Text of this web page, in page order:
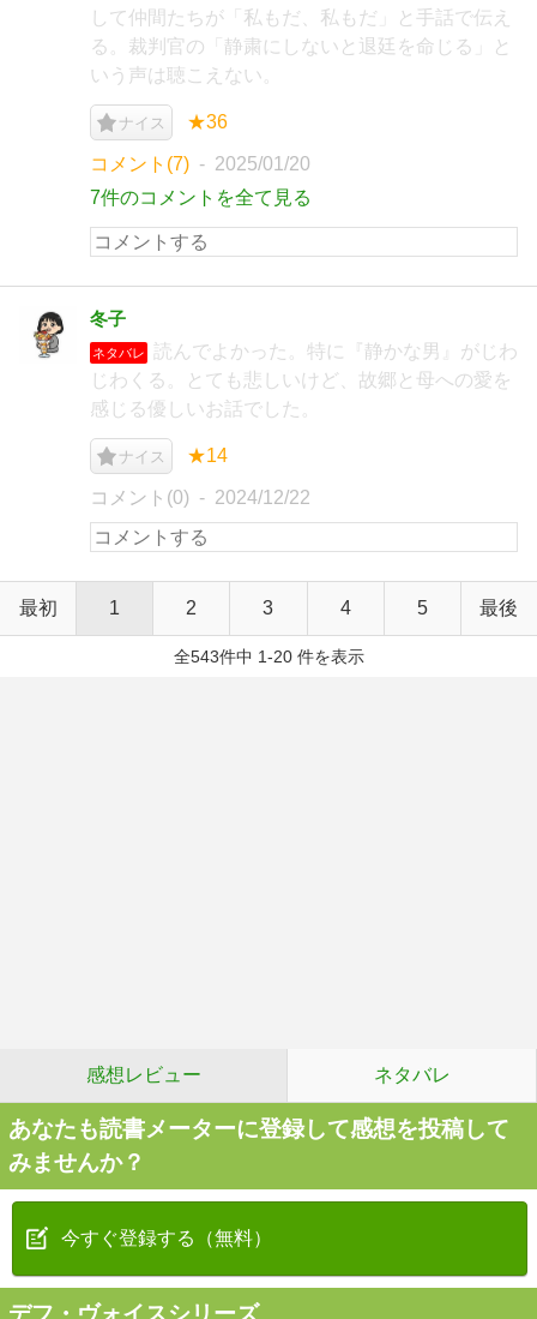
して仲間たちが「私もだ、私もだ」と手話で伝え
る。裁判官の「静粛にしないと退廷を命じる」と
いう声は聴こえない。
ナイス ★36
コメント(7)
2025/01/20
7件のコメントを全て見る
冬子
ネタバレ
読んでよかった。特に『静かな男』がじわ
じわくる。とても悲しいけど、故郷と母への愛を
感じる優しいお話でした。
ナイス ★14
コメント(0) 2024/12/22
最初 1 2 3 4 5 最後
全543件中 1-20 件を表示
感想レビュー ネタバレ
あなたも読書メーターに登録して感想を投稿して
みませんか？
今すぐ登録する（無料）
デフ・ヴォイスシリーズ